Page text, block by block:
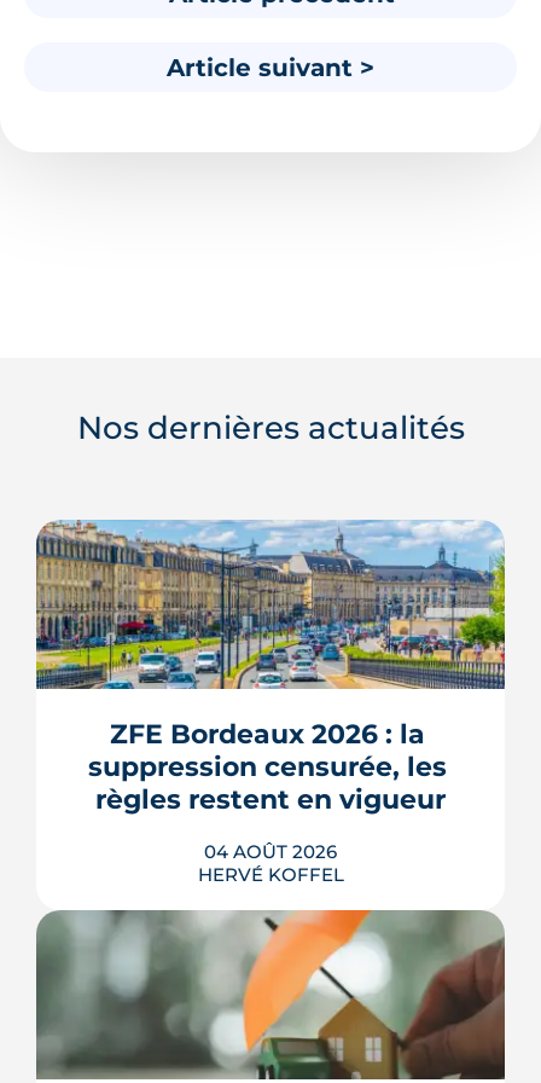
Article suivant >
Nos dernières actualités
ZFE Bordeaux 2026 : la
suppression censurée, les
règles restent en vigueur
04 AOÛT 2026
HERVÉ KOFFEL
La fin des zones à faibles émissions a
fait la une au printemps 2026, avant
d'être effacée par le Conseil